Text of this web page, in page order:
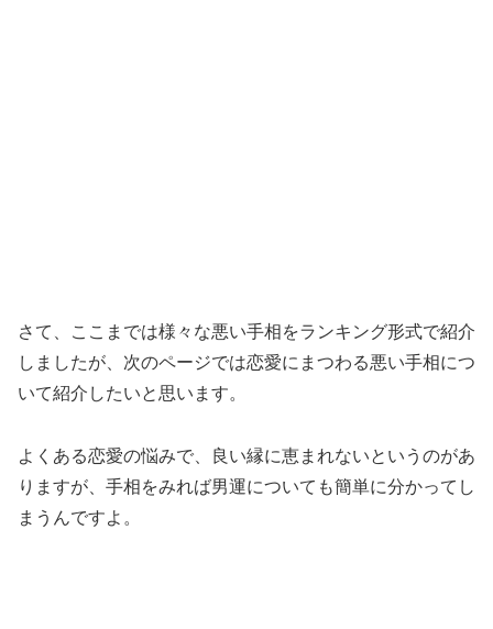
さて、ここまでは様々な悪い手相をランキング形式で紹介
しましたが、次のページでは恋愛にまつわる悪い手相につ
いて紹介したいと思います。
よくある恋愛の悩みで、良い縁に恵まれないというのがあ
りますが、手相をみれば男運についても簡単に分かってし
まうんですよ。